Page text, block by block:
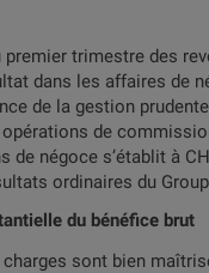
premier trimestre des
dans les affaires de
de la gestion
de
de négoce s’établit à
ordinaires du
du bénéfice brut
sont bien